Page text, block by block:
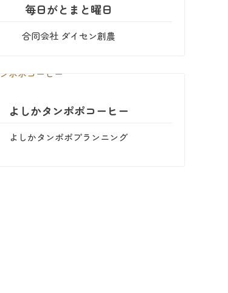
毎日がとまと曜日
合同会社 ダイセン創農
よしかタンポポコーヒー
よしかタンポポプランニング